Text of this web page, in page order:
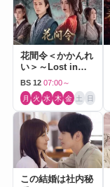
花間令＜かかんれ
い＞～Lost in
Love～
BS 12 07:00～
月 火 水 木 金 土 日
この結婚は社内秘